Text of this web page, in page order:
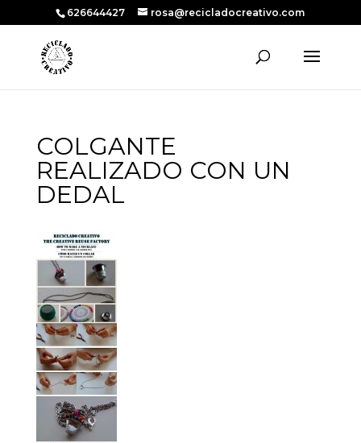
626644427 rosa@recicladocreativo.com
COLGANTE
REALIZADO CON UN
DEDAL